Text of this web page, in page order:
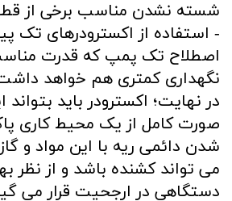
شسته نشدن مناسب برخی از
- استفاده از اکسترودرهای تک
‌اصطلاح تک پمپ که قدرت
نگهداری کمتری هم خواهد
در نهایت؛ اکسترودر باید بتواند
‌صورت کامل از یک محیط کاری
شدن دائمی ریه با این مواد و
می‌ تواند کشنده باشد و از نظر
دستگاهی در ارجحیت قرار می‌